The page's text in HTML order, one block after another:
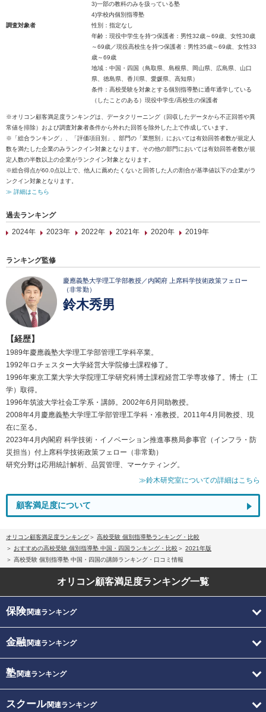
3)一部の教科のみを扱っている塾
4)学校内個別指導塾
調査対象者
性別：指定なし
年齢：現役中学生を持つ保護者：男性32歳～69歳、女性30歳
～69歳／現役高校生を持つ保護者：男性35歳～69歳、女性33
歳～69歳
地域：中国・四国（鳥取県、島根県、岡山県、広島県、山口
県、徳島県、香川県、愛媛県、高知県）
条件：高校受験を対象とする個別指導塾に通年通学している
（したことのある）現役中学生/高校生の保護者
※オリコン顧客満足度ランキングは、データクリーニング（回収したデータから不正回答や異
常値を排除）および調査対象者条件から外れた回答を除外した上で作成しています。
※「総合ランキング」、「評価項目別」、部門の「業態別」においては有効回答者数が規定人
数を満たした企業のみランクイン対象となります。その他の部門においては有効回答者数が規
定人数の半数以上の企業がランクイン対象となります。
※総合得点が60.0点以上で、他人に薦めたくないと回答した人の割合が基準値以下の企業がラ
ンクイン対象となります。
≫ 詳細はこちら
過去ランキング
2024年
2023年 2022年 2021年 2020年 2019年
ランキング監修
慶應義塾大学理工学部教授／内閣府 上席科学技術政策フェロー
（非常勤）
鈴木秀男
【経歴】
1989年慶應義塾大学理工学部管理工学科卒業。
1992年ロチェスター大学経営大学院修士課程修了。
1996年東京工業大学大学院理工学研究科博士課程経営工学専攻修了。博士（工
学）取得。
1996年筑波大学社会工学系・講師。2002年6月同助教授。
2008年4月慶應義塾大学理工学部管理工学科・准教授。2011年4月同教授、現
在に至る。
2023年4月内閣府 科学技術・イノベーション推進事務局参事官（インフラ・防
災担当）付上席科学技術政策フェロー（非常勤）
研究分野は応用統計解析、品質管理、マーケティング。
≫鈴木研究室についての詳細はこちら
顧客満足度について
オリコン顧客満足度ランキング
高校受験 個別指導塾ランキング・比較
おすすめの高校受験 個別指導塾 中国・四国ランキング・比較
2021年版
高校受験 個別指導塾 中国・四国の講師ランキング・口コミ情報
オリコン顧客満足度ランキング一覧
保険関連ランキング
金融関連ランキング
塾関連ランキング
スクール関連ランキング